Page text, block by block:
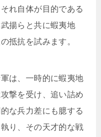
れ自体が目的である
揚らと共に蝦夷地
抵抗を試みます。
は、一時的に蝦夷地
撃を受け、追い詰め
な兵力差にも臆する
り、その天才的な戦